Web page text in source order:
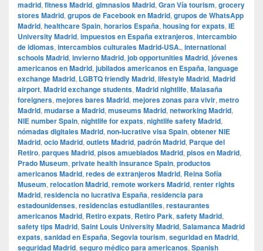
madrid, fitness Madrid, gimnasios Madrid, Gran Vía tourism, grocery
stores Madrid, grupos de Facebook en Madrid, grupos de WhatsApp
Madrid, healthcare Spain, horarios España, housing for expats, IE
University Madrid, impuestos en España extranjeros, intercambio
de idiomas, intercambios culturales Madrid-USA., international
schools Madrid, invierno Madrid, job opportunities Madrid, jóvenes
americanos en Madrid, jubilados americanos en España, language
exchange Madrid, LGBTQ friendly Madrid, lifestyle Madrid, Madrid
airport, Madrid exchange students, Madrid nightlife, Malasaña
foreigners, mejores bares Madrid, mejores zonas para vivir, metro
Madrid, mudarse a Madrid, museums Madrid, networking Madrid,
NIE number Spain, nightlife for expats, nightlife safety Madrid,
nómadas digitales Madrid, non-lucrative visa Spain, obtener NIE
Madrid, ocio Madrid, outlets Madrid, padrón Madrid, Parque del
Retiro, parques Madrid, pisos amueblados Madrid, pisos en Madrid,
Prado Museum, private health insurance Spain, productos
americanos Madrid, redes de extranjeros Madrid, Reina Sofía
Museum, relocation Madrid, remote workers Madrid, renter rights
Madrid, residencia no lucrativa España, residencia para
estadounidenses, residencias estudiantiles, restaurantes
americanos Madrid, Retiro expats, Retiro Park, safety Madrid,
safety tips Madrid, Saint Louis University Madrid, Salamanca Madrid
expats, sanidad en España, Segovia tourism, seguridad en Madrid,
seguridad Madrid, seguro médico para americanos, Spanish